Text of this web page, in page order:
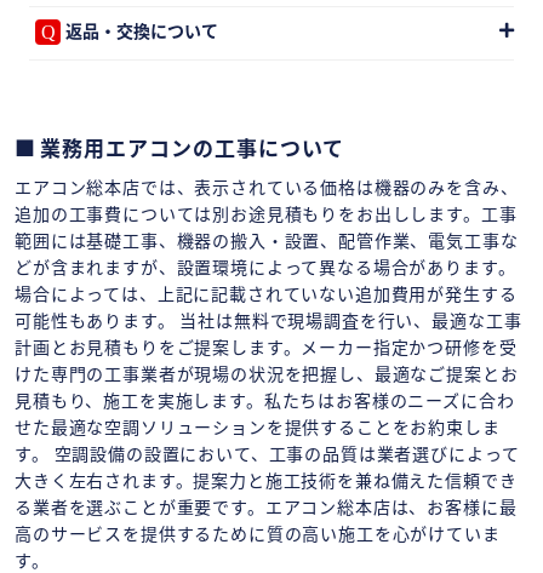
返品・交換について
業務用エアコンの工事について
エアコン総本店では、表示されている価格は機器のみを含み、
追加の工事費については別お途見積もりをお出しします。工事
範囲には基礎工事、機器の搬入・設置、配管作業、電気工事な
どが含まれますが、設置環境によって異なる場合があります。
場合によっては、上記に記載されていない追加費用が発生する
可能性もあります。 当社は無料で現場調査を行い、最適な工事
計画とお見積もりをご提案します。メーカー指定かつ研修を受
けた専門の工事業者が現場の状況を把握し、最適なご提案とお
見積もり、施工を実施します。私たちはお客様のニーズに合わ
せた最適な空調ソリューションを提供することをお約束しま
す。 空調設備の設置において、工事の品質は業者選びによって
大きく左右されます。提案力と施工技術を兼ね備えた信頼でき
る業者を選ぶことが重要です。エアコン総本店は、お客様に最
高のサービスを提供するために質の高い施工を心がけていま
す。